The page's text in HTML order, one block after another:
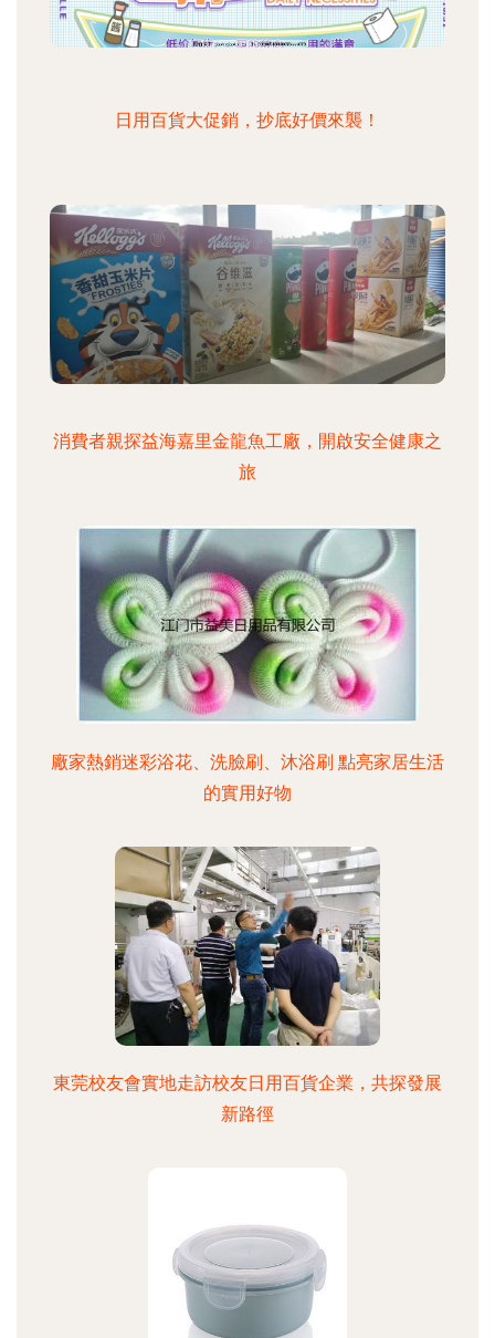
日用百貨大促銷，抄底好價來襲！
消費者親探益海嘉里金龍魚工廠，開啟安全健康之
旅
廠家熱銷迷彩浴花、洗臉刷、沐浴刷 點亮家居生活
的實用好物
東莞校友會實地走訪校友日用百貨企業，共探發展
新路徑